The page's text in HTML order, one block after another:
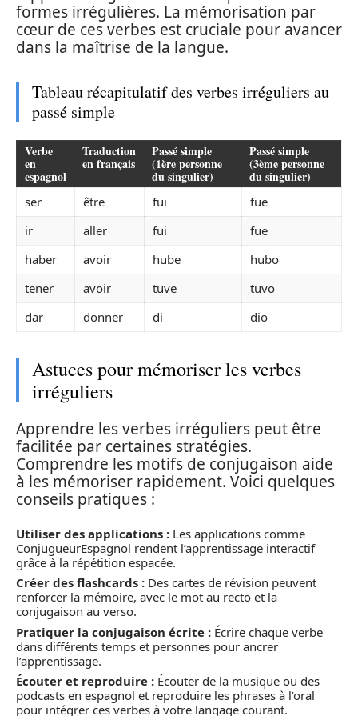
formes irrégulières. La mémorisation par
cœur de ces verbes est cruciale pour avancer
dans la maîtrise de la langue.
Tableau récapitulatif des verbes irréguliers au
passé simple
Verbe
en
espagnol
Traduction
en français
Passé simple
(1ère personne
du singulier)
Passé simple
(3ème personne
du singulier)
ser être fui
fue
ir
aller fui
fue
haber
avoir hube
hubo
tener
avoir tuve
tuvo
dar
donner di dio
Astuces pour mémoriser les verbes
irréguliers
Apprendre les verbes irréguliers peut être
facilitée par certaines stratégies.
Comprendre les motifs de conjugaison aide
à les mémoriser rapidement. Voici quelques
conseils pratiques :
Utiliser des applications : Les applications comme
ConjugueurEspagnol rendent l’apprentissage interactif
grâce à la répétition espacée.
Créer des flashcards : Des cartes de révision peuvent
renforcer la mémoire, avec le mot au recto et la
conjugaison au verso.
Pratiquer la conjugaison écrite : Écrire chaque verbe
dans différents temps et personnes pour ancrer
l’apprentissage.
Écouter et reproduire : Écouter de la musique ou des
podcasts en espagnol et reproduire les phrases à l’oral
pour intégrer ces verbes à votre langage courant.